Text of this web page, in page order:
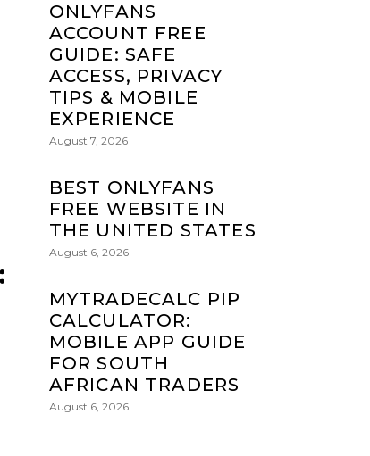
ONLYFANS
ACCOUNT FREE
GUIDE: SAFE
ACCESS, PRIVACY
TIPS & MOBILE
EXPERIENCE
August 7, 2026
BEST ONLYFANS
FREE WEBSITE IN
THE UNITED STATES
August 6, 2026
MYTRADECALC PIP
CALCULATOR:
MOBILE APP GUIDE
FOR SOUTH
AFRICAN TRADERS
August 6, 2026